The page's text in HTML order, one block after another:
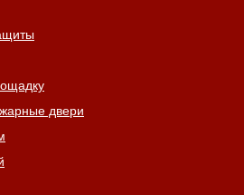
двери